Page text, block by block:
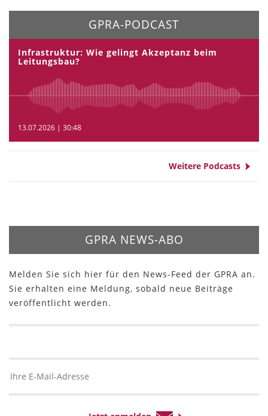
GPRA-PODCAST
Infrastruktur: Wie gelingt Akzeptanz beim
Leitungsbau?
13.07.2026 | 30:48
Weitere Podcasts
GPRA NEWS-ABO
Melden Sie sich hier für den News-Feed der GPRA an.
Sie erhalten eine Meldung, sobald neue Beiträge
veröffentlicht werden.